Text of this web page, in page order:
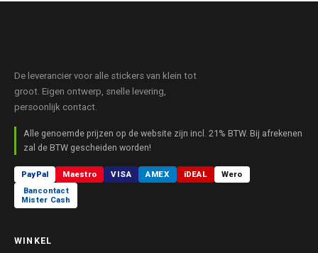
De leverancier voor alle stickers van klein tot
groot. Eigen ontwerp, snelle levering,
persoonlijk contact.
Alle genoemde prijzen op de website zijn incl. 21% BTW. Bij afrekenen
zal de BTW gescheiden worden!
PayPal Maestro VISA AMEX iDEAL Wero
Bancontact
Mister Cash
WINKEL